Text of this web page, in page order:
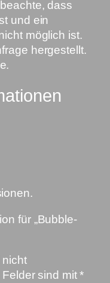
dass
und ein
möglich ist.
hergestellt.
für „Bubble-
nicht
Felder sind mit*